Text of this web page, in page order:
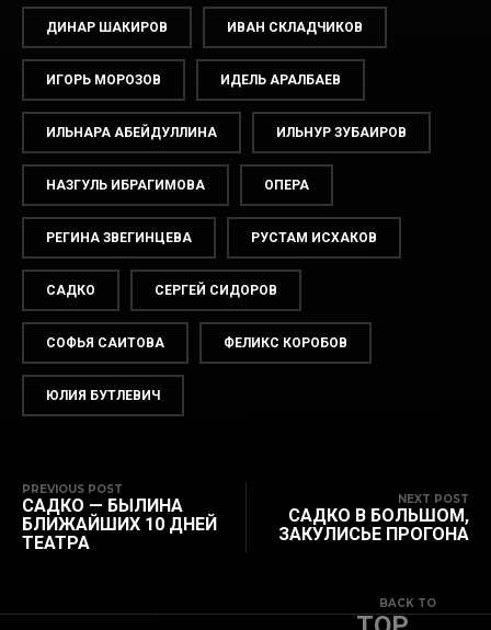
ДИНАР ШАКИРОВ ИВАН СКЛАДЧИКОВ
ИГОРЬ МОРОЗОВ ИДЕЛЬ АРАЛБАЕВ
ИЛЬНАРА АБЕЙДУЛЛИНА ИЛЬНУР ЗУБАИРОВ
НАЗГУЛЬ ИБРАГИМОВА ОПЕРА
РЕГИНА ЗВЕГИНЦЕВА РУСТАМ ИСХАКОВ
САДКО СЕРГЕЙ СИДОРОВ
СОФЬЯ САИТОВА ФЕЛИКС КОРОБОВ
ЮЛИЯ БУТЛЕВИЧ
PREVIOUS POST
САДКО — БЫЛИНА
БЛИЖАЙШИХ 10 ДНЕЙ
ТЕАТРА
NEXT POST
САДКО В БОЛЬШОМ,
ЗАКУЛИСЬЕ ПРОГОНА
BACK TO